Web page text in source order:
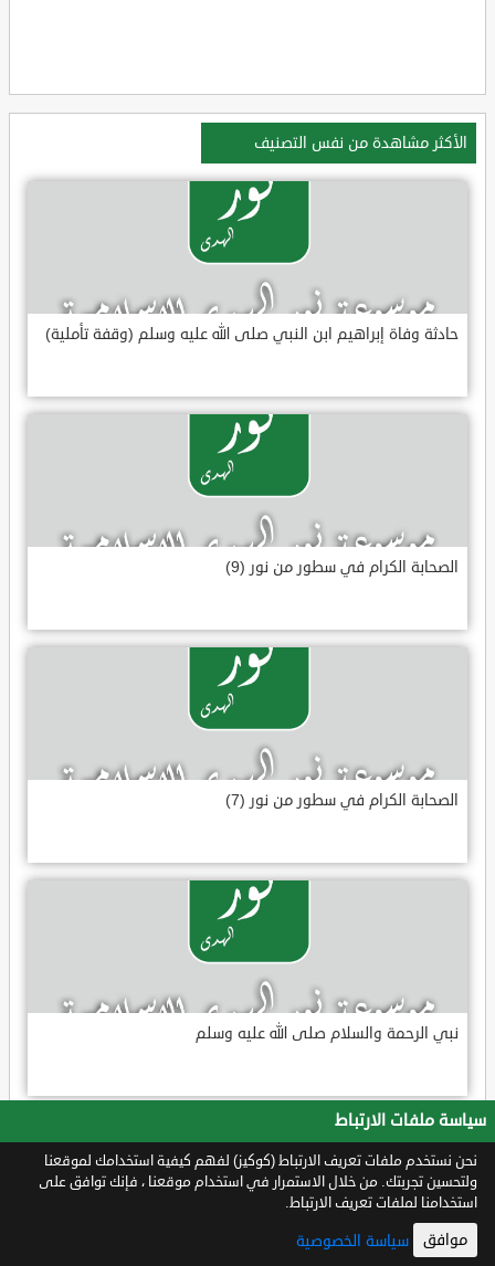
الأكثر مشاهدة من نفس التصنيف
حادثة وفاة إبراهيم ابن النبي صلى الله عليه وسلم (وقفة تأملية)
الصحابة الكرام في سطور من نور (9)
الصحابة الكرام في سطور من نور (7)
نبي الرحمة والسلام صلى الله عليه وسلم
سياسة ملفات الارتباط
نحن نستخدم ملفات تعريف الارتباط (كوكيز) لفهم كيفية استخدامك لموقعنا
ولتحسين تجربتك. من خلال الاستمرار في استخدام موقعنا ، فإنك توافق على
استخدامنا لملفات تعريف الارتباط.
موافق سياسة الخصوصية